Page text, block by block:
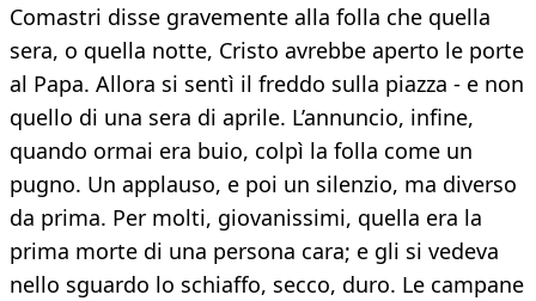
Comastri disse gravemente alla folla che quella
sera, o quella notte, Cristo avrebbe aperto le porte
al Papa. Allora si sentì il freddo sulla piazza - e non
quello di una sera di aprile. L’annuncio, infine,
quando ormai era buio, colpì la folla come un
pugno. Un applauso, e poi un silenzio, ma diverso
da prima. Per molti, giovanissimi, quella era la
prima morte di una persona cara; e gli si vedeva
nello sguardo lo schiaffo, secco, duro. Le campane